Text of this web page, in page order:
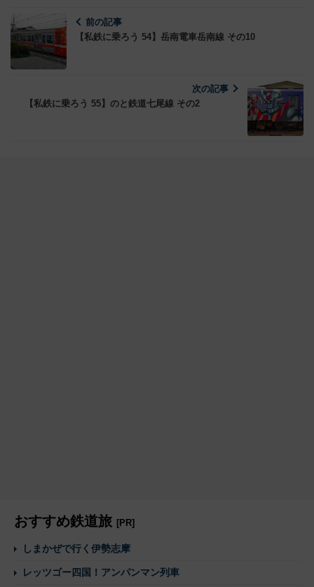
前の記事
【私鉄に乗ろう 54】岳南電車岳南線 その10
次の記事
【私鉄に乗ろう 55】のと鉄道七尾線 その2
おすすめ鉄道旅 [PR]
しまかぜで行く伊勢志摩
レッツゴー四国！アンパンマン列車